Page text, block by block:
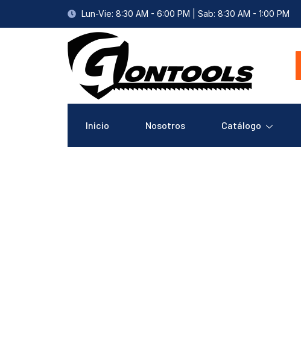
Lun-Vie: 8:30 AM - 6:00 PM | Sab: 8:30 AM - 1:00 PM
Inicio Nosotros Catálogo